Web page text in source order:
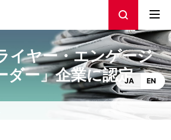
イヤー・エンゲージ
ダー」企業に認定
JA EN